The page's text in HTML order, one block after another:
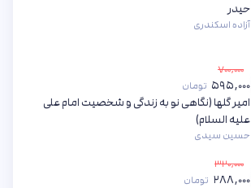
حیدر
آزاده اسکندری
۷۰۰,۰۰۰
۵۹۵,۰۰۰ تومان
امیر گلها (نگاهی نو به زندگی و شخصیت امام علی
علیه السلام)
حسین سیدی
۳۲۰,۰۰۰
۲۸۸,۰۰۰ تومان